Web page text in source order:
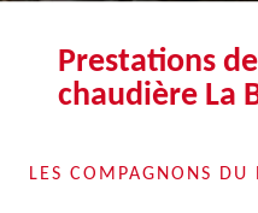
Prestations
chaudière La
LES COMPAGNONS DU